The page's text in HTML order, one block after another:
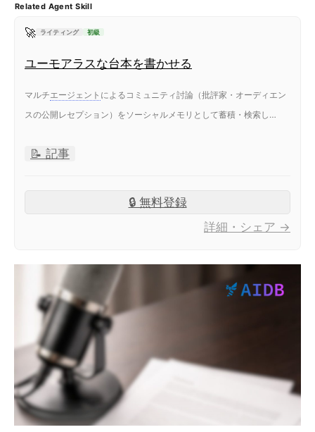
Related Agent Skill
🚀 ライティング 初級
ユーモアラスな台本を書かせる
マルチ エージェント によるコミュニティ討論（批評家・オーディエン
スの公開レセプション）をソーシャルメモリとして蓄積・検索し…
📝 記事
🔒 無料登録
詳細・シェア →